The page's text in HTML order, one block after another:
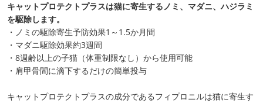
キャットプロテクトプラスは猫に寄生するノミ、マダニ、ハジラミ
を駆除します。
・ノミの駆除寄生予防効果1～1.5か月間
・マダニ駆除効果約3週間
・8週齢以上の子猫（体重制限なし）から使用可能
・肩甲骨間に滴下するだけの簡単投与
キャットプロテクトプラスの成分であるフィプロニルは猫に寄生す